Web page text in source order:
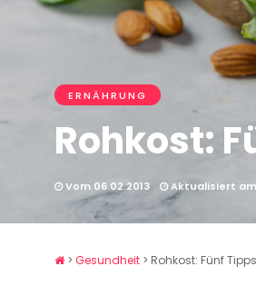
ERNÄHRUNG
Rohkost:
Vom 06.02.2013 Aktualisiert am:
> Gesundheit > Rohkost: Fünf